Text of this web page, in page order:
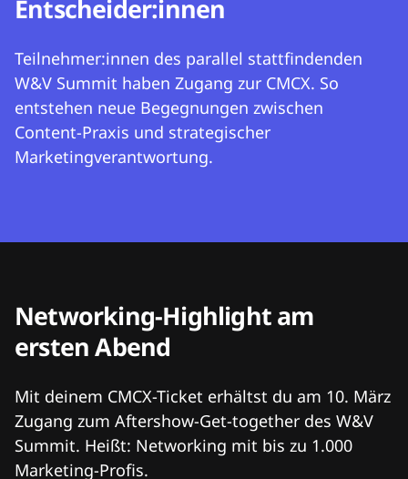
Entscheider:innen
Teilnehmer:innen des parallel stattfindenden
W&V Summit haben Zugang zur CMCX. So
entstehen neue Begegnungen zwischen
Content-Praxis und strategischer
Marketingverantwortung.
Networking-Highlight am
ersten Abend
Mit deinem CMCX-Ticket erhältst du am 10. März
Zugang zum Aftershow-Get-together des W&V
Summit. Heißt: Networking mit bis zu 1.000
Marketing-Profis.